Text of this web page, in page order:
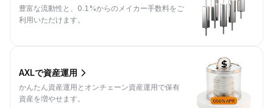
豊富な流動性と、0.1%からのメイカー手数料をご
利用いただけます。
AXLで資産運用
かんたん資産運用とオンチェーン資産運用で保有
資産を増やせます。